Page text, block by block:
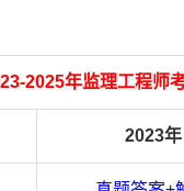
2025年监理工程师
2023年